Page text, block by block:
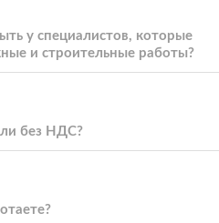
у специалистов, которые
и строительные работы?
без НДС?